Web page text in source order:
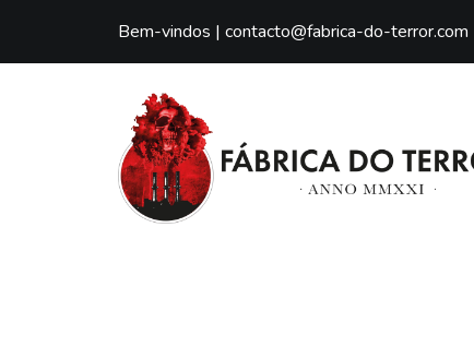
Bem-vindos | contacto@fabrica-do-terror.com